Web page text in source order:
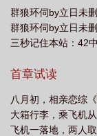
在线阅读平台 群狼环
日免费阅读 群狼环
狼环伺天与微云格格党
群狼环伺by立日未
群狼环伺by立日未
三秒记住本站：42
首章试读
八月初，相亲恋综
大箱行李，乘飞机
飞机一落地，两人